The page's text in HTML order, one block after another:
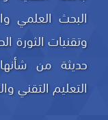
البحث العلمي
وتقنيات الثورة
حديثة من
التعليم التقني